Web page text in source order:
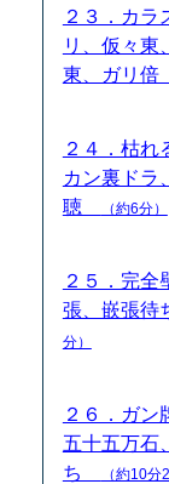
２３．カラ
リ、仮々東
東、ガリ倍
２４．枯れ
カン裏ドラ
聴
（約6分）
２５．完全
張、嵌張待
分）
２６．ガン
五十五万石
ち
（約10分